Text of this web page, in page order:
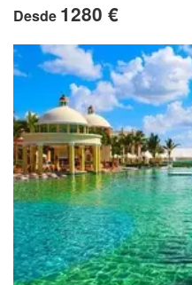
Desde 1280 €